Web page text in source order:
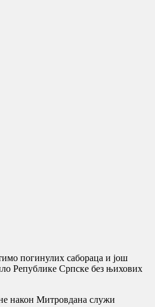
погинулих сабораца и још
Републике Српске без њихових
након Митровдана служи